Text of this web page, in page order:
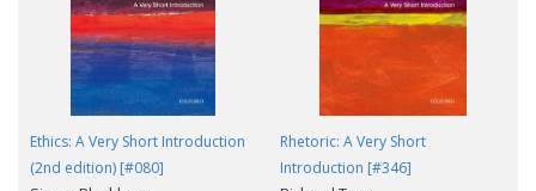
Ethics: A Very Short Introduction
(2nd edition) [#080]
Rhetoric: A Very Short
Introduction [#346]